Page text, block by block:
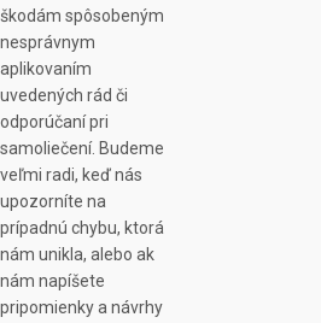
škodám spôsobeným
nesprávnym
aplikovaním
uvedených rád či
odporúčaní pri
samoliečení. Budeme
veľmi radi, keď nás
upozorníte na
prípadnú chybu, ktorá
nám unikla, alebo ak
nám napíšete
pripomienky a návrhy